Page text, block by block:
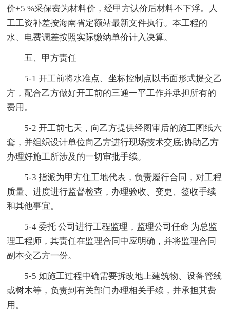
价+5 %采保费为材料价，经甲方认价后材料不下浮。人
工工资补差按海南省定额站最新文件执行。本工程的
水、电费调差按照实际缴纳单价计入决算。
五、甲方责任
5-1 开工前将水准点、坐标控制点以书面形式提交乙
方，配合乙方做好开工前的三通一平工作并承担所有的
费用。
5-2 开工前七天，向乙方提供经图审后的施工图纸六
套，并组织设计单位向乙方进行现场技术交底;协助乙方
办理好施工所涉及的一切审批手续。
5-3 指派为甲方住工地代表，负责履行合同，对工程
质量、进度进行监督检查，办理验收、变更、签收手续
和其他事宜。
5-4 委托 公司进行工程监理，监理公司任命 为总监
理工程师，其责任在监理合同中应明确，并将监理合同
副本交乙方一份。
5-5 如施工过程中确需要拆改地上建筑物、设备管线
或树木等，负责到有关部门办理相关手续，并承担其费
用。